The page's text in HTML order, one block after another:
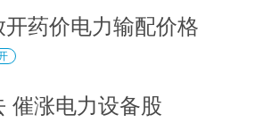
药价电力输配价格
催涨电力设备股